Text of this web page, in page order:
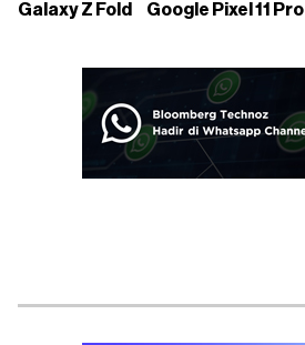
Galaxy Z Fold Google Pixel 11 Pro